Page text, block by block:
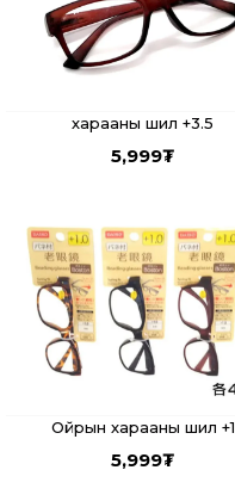
харааны шил +3.5
5,999₮
Ойрын харааны шил +1
5,999₮